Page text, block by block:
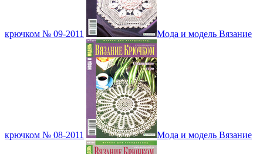
крючком № 09-2011 Мода и модель Вязание
крючком № 08-2011 Мода и модель Вязание